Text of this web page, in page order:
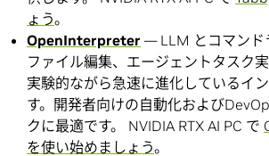
ょう。
OpenInterpreter — LLM とコマンド
ファイル編集、エージェントタスク
実験的ながら急速に進化しているイ
す。開発者向けの自動化および
クに最適です。 NVIDIA RTX AI PC で
を使い始めましょう。